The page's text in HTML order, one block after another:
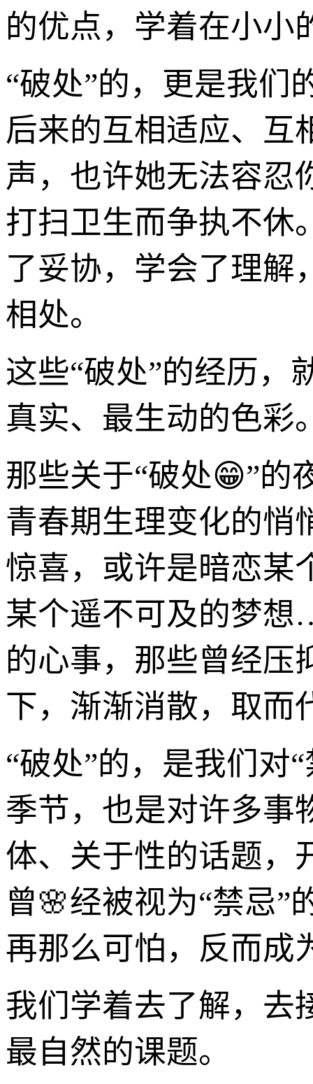
的优点，学着在小小
“破处”的，更是我们
后来的互相适应、互
声，也许她无法容忍
打扫卫生而争执不休
了妥协，学会了理解
相处。
这些“破处”的经历，
真实、最生动的色彩
那些关于“破处😁”的
青春期生理变化的悄
惊喜，或许是暗恋某
某个遥不可及的梦
的心事，那些曾经压
下，渐渐消散，取而
“破处”的，是我们对
季节，也是对许多事
体、关于性的话题，
曾🌸经被视为“禁忌”
再那么可怕，反而成
我们学着去了解，去
最自然的课题。